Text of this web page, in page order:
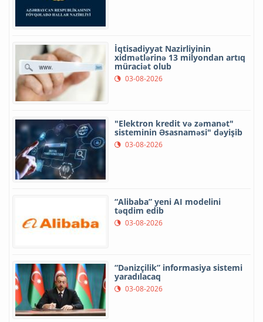
İqtisadiyyat Nazirliyinin
xidmətlərinə 13 milyondan artıq
müraciət olub
03-08-2026
"Elektron kredit və zəmanət"
sisteminin Əsasnaməsi" dəyişib
03-08-2026
“Alibaba” yeni AI modelini
təqdim edib
03-08-2026
“Dənizçilik” informasiya sistemi
yaradılacaq
03-08-2026